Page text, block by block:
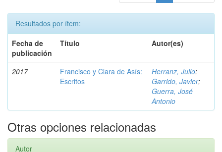
Resultados por ítem:
Fecha de
publicación
Título Autor(es)
2017
Francisco y Clara de Asís:
Escritos
Herranz, Julio;
Garrido, Javier;
Guerra, José
Antonio
Otras opciones relacionadas
Autor